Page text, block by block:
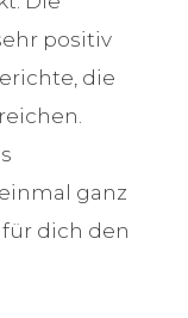
positiv
die
ganz
dich den